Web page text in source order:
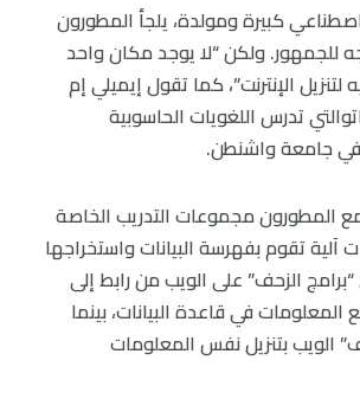
كبيرة ومولدة، يلجأ المطورون
للجمهور. ولكن “لا يوجد مكان واحد
الإنترنت”، كما تقول إيميلي إم
تدرس اللغويات الحاسوبية
في جامعة واشنطن.
المطورون مجموعات التدريب الخاصة
تقوم بفهرسة البيانات واستخراجها
“برامج الزحف” على الويب من رابط إلى
في قاعدة البيانات، بينما
الويب بتنزيل نفس المعلومات